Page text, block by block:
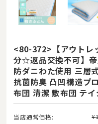
<80-372>【アウト
分☆返品交換不可】
防ダニわた使用 三層
抗菌防臭 凸凹構造プ
布団 清潔 敷布団 テ
当店通常価格: